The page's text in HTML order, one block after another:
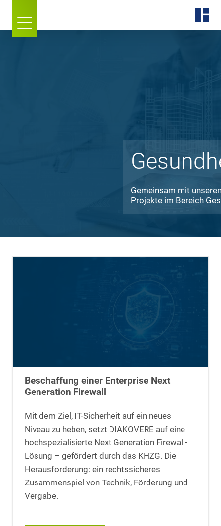
Gemeinsam mit
Projekte im Bereich
Beschaffung einer Enterprise Next
Generation Firewall
Mit dem Ziel, IT-Sicherheit auf ein neues
Niveau zu heben, setzt DIAKOVERE auf eine
hochspezialisierte Next Generation Firewall-
Lösung – gefördert durch das KHZG. Die
Herausforderung: ein rechtssicheres
Zusammenspiel von Technik, Förderung und
Vergabe.